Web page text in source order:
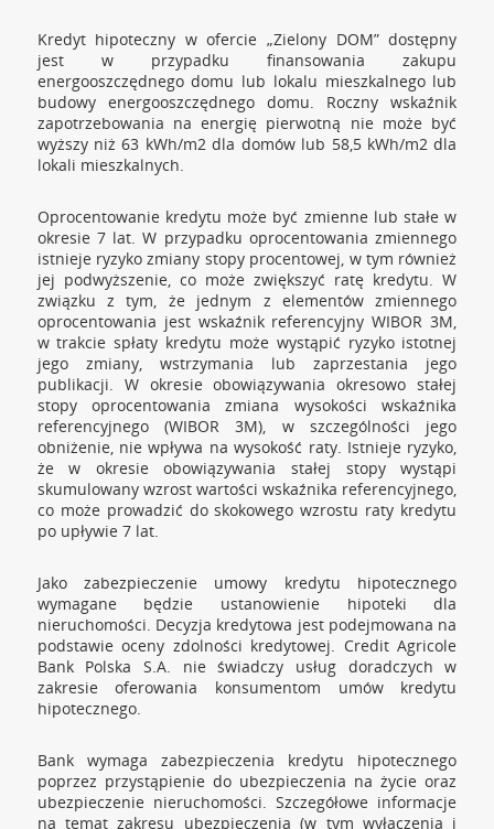
Kredyt hipoteczny w ofercie „Zielony DOM” dostępny
jest w przypadku finansowania zakupu
energooszczędnego domu lub lokalu mieszkalnego lub
budowy energooszczędnego domu. Roczny wskaźnik
zapotrzebowania na energię pierwotną nie może być
wyższy niż 63 kWh/m2 dla domów lub 58,5 kWh/m2 dla
lokali mieszkalnych.
Oprocentowanie kredytu może być zmienne lub stałe w
okresie 7 lat. W przypadku oprocentowania zmiennego
istnieje ryzyko zmiany stopy procentowej, w tym również
jej podwyższenie, co może zwiększyć ratę kredytu. W
związku z tym, że jednym z elementów zmiennego
oprocentowania jest wskaźnik referencyjny WIBOR 3M,
w trakcie spłaty kredytu może wystąpić ryzyko istotnej
jego zmiany, wstrzymania lub zaprzestania jego
publikacji. W okresie obowiązywania okresowo stałej
stopy oprocentowania zmiana wysokości wskaźnika
referencyjnego (WIBOR 3M), w szczególności jego
obniżenie, nie wpływa na wysokość raty. Istnieje ryzyko,
że w okresie obowiązywania stałej stopy wystąpi
skumulowany wzrost wartości wskaźnika referencyjnego,
co może prowadzić do skokowego wzrostu raty kredytu
po upływie 7 lat.
Jako zabezpieczenie umowy kredytu hipotecznego
wymagane będzie ustanowienie hipoteki dla
nieruchomości. Decyzja kredytowa jest podejmowana na
podstawie oceny zdolności kredytowej. Credit Agricole
Bank Polska S.A. nie świadczy usług doradczych w
zakresie oferowania konsumentom umów kredytu
hipotecznego.
Bank wymaga zabezpieczenia kredytu hipotecznego
poprzez przystąpienie do ubezpieczenia na życie oraz
ubezpieczenie nieruchomości. Szczegółowe informacje
na temat zakresu ubezpieczenia (w tym wyłączenia i